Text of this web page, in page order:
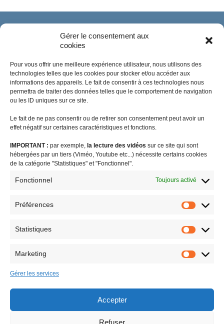
Gérer le consentement aux
cookies
Pour vous offrir une meilleure expérience utilisateur, nous utilisons des
technologies telles que les cookies pour stocker et/ou accéder aux
informations des appareils. Le fait de consentir à ces technologies nous
permettra de traiter des données telles que le comportement de navigation
ou les ID uniques sur ce site.
Le fait de ne pas consentir ou de retirer son consentement peut avoir un
effet négatif sur certaines caractéristiques et fonctions.
IMPORTANT : par exemple, la lecture des vidéos sur ce site qui sont
hébergées par un tiers (Viméo, Youtube etc...) nécessite certains cookies
de la catégorie "Statistiques" et "Fonctionnel".
Fonctionnel Toujours activé
Préférences
Statistiques
Marketing
Gérer les services
Accepter
Refuser
#coronavirus agriculture
audiovisuel public visibilité outre-mer
biodiversité
Brexit budget outre-mer
caisse de prévoyance sociale
charges sociales
DGC
EROM : égalité réelle outre-mer
femmes outremer
LODEOM
logement
PLFSS
revue de presse
Saint-Barthélemy
Small Business Act